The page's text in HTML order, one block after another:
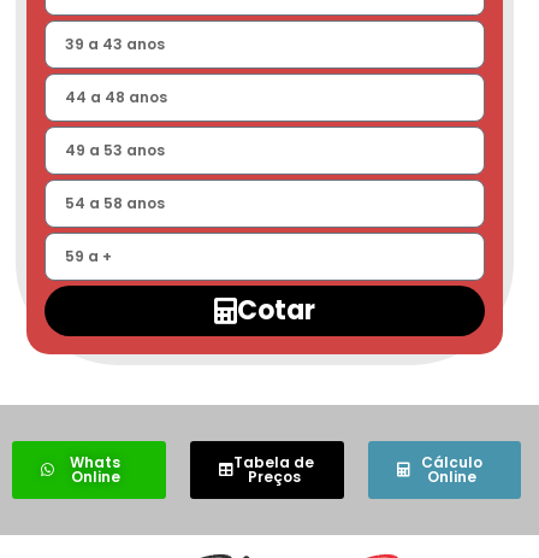
Cotar
Whats
Online
Tabela de
Preços
Cálculo
Online